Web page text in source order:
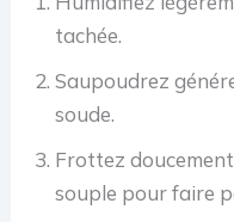
tachée.
Saupoudrez
soude.
Frottez
souple pour faire